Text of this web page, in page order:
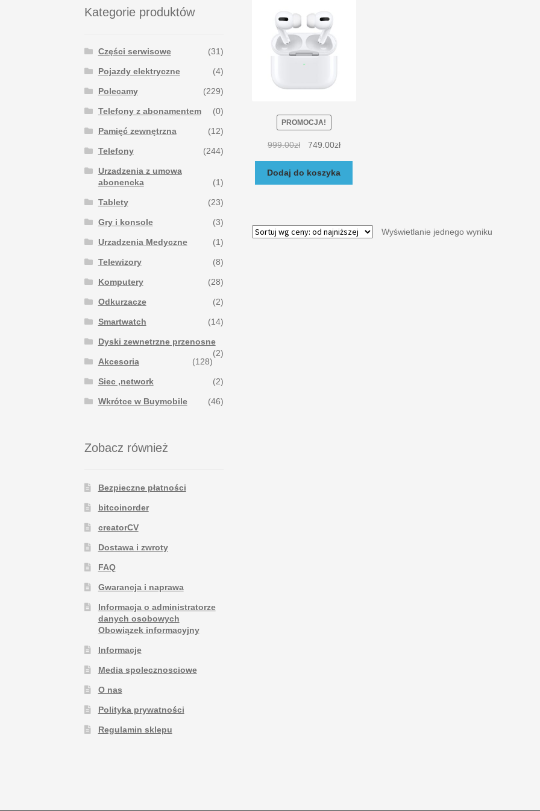
PROMOCJA!
999.00zł 749.00zł
Dodaj do koszyka
Wyświetlanie jednego wyniku
Kategorie produktów
Części serwisowe (31)
Pojazdy elektryczne (4)
Polecamy (229)
Telefony z abonamentem (0)
Pamięć zewnętrzna (12)
Telefony (244)
Urzadzenia z umowa
abonencka
(1)
Tablety (23)
Gry i konsole (3)
Urzadzenia Medyczne (1)
Telewizory (8)
Komputery (28)
Odkurzacze (2)
Smartwatch (14)
Dyski zewnetrzne przenosne
(2)
Akcesoria
(128)
Siec ,network (2)
Wkrótce w Buymobile (46)
Zobacz również
Bezpieczne płatności
bitcoinorder
creatorCV
Dostawa i zwroty
FAQ
Gwarancja i naprawa
Informacja o administratorze
danych osobowych
Obowiązek informacyjny
Informacje
Media spolecznosciowe
O nas
Polityka prywatności
Regulamin sklepu